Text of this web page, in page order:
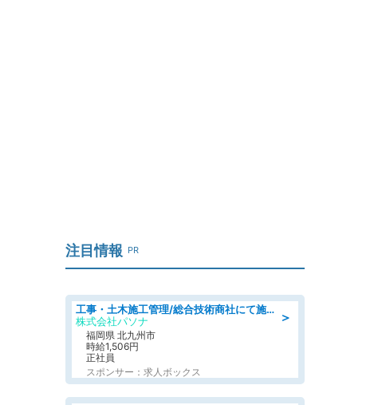
注目情報 PR
＞
工事・土木施工管理/総合技術商社にて施工管理のお仕事/即日勤務可/車通勤可/工事・土木施工管理/生産・品質管理
株式会社パソナ
福岡県 北九州市
時給1,506円
正社員
スポンサー：求人ボックス